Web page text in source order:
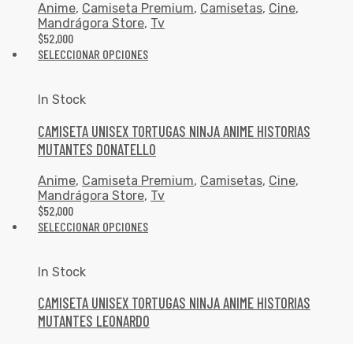
Anime, Camiseta Premium, Camisetas, Cine,
Mandrágora Store, Tv
$52,000
SELECCIONAR OPCIONES
In Stock
CAMISETA UNISEX TORTUGAS NINJA ANIME HISTORIAS
MUTANTES DONATELLO
Anime, Camiseta Premium, Camisetas, Cine,
Mandrágora Store, Tv
$52,000
SELECCIONAR OPCIONES
In Stock
CAMISETA UNISEX TORTUGAS NINJA ANIME HISTORIAS
MUTANTES LEONARDO